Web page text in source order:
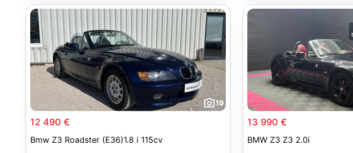
19
12 490 €
Bmw Z3 Roadster (E36)1.8 i 115cv
13 990 €
BMW Z3 Z3 2.0i